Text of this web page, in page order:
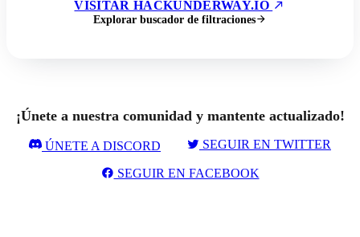
VISITAR HACKUNDERWAY.IO
Explorar buscador de filtraciones
¡Únete a nuestra comunidad y mantente actualizado!
ÚNETE A DISCORD SEGUIR EN TWITTER
SEGUIR EN FACEBOOK